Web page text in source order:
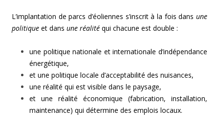
L’implantation de parcs d’éoliennes s’inscrit à la fois dans une
politique et dans une réalité qui chacune est double :
une politique nationale et internationale d’indépendance
énergétique,
et une politique locale d’acceptabilité des nuisances,
une réalité qui est visible dans le paysage,
et une réalité économique (fabrication, installation,
maintenance) qui détermine des emplois locaux.